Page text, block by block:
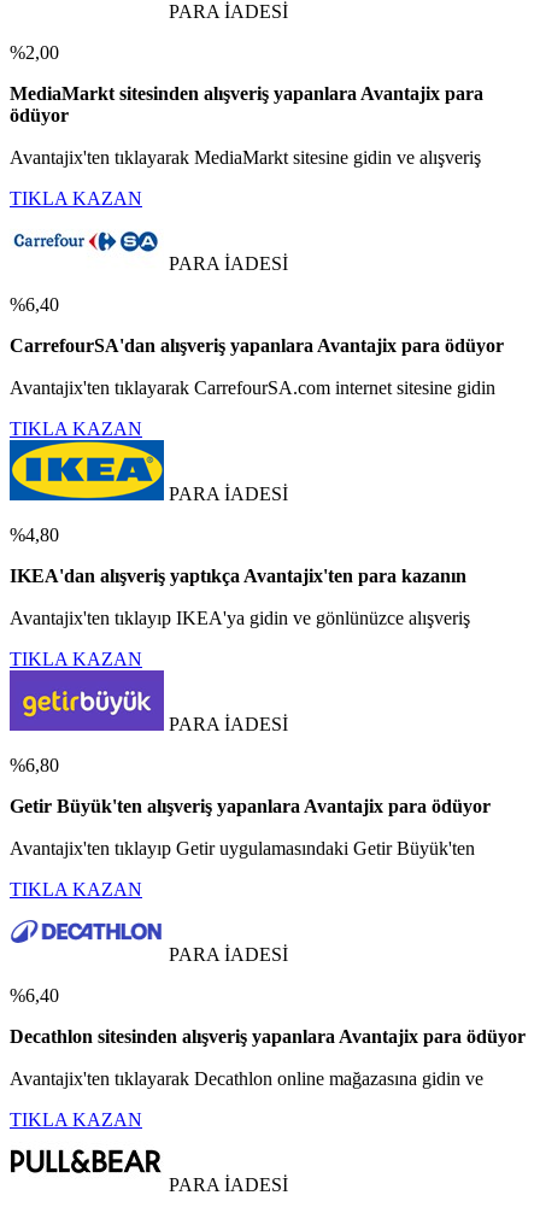
PARA İADESİ
%2,00
MediaMarkt sitesinden alışveriş yapanlara Avantajix para
ödüyor
Avantajix'ten tıklayarak MediaMarkt sitesine gidin ve alışveriş
TIKLA KAZAN
PARA İADESİ
%6,40
CarrefourSA'dan alışveriş yapanlara Avantajix para ödüyor
Avantajix'ten tıklayarak CarrefourSA.com internet sitesine gidin
TIKLA KAZAN
PARA İADESİ
%4,80
IKEA'dan alışveriş yaptıkça Avantajix'ten para kazanın
Avantajix'ten tıklayıp IKEA'ya gidin ve gönlünüzce alışveriş
TIKLA KAZAN
PARA İADESİ
%6,80
Getir Büyük'ten alışveriş yapanlara Avantajix para ödüyor
Avantajix'ten tıklayıp Getir uygulamasındaki Getir Büyük'ten
TIKLA KAZAN
PARA İADESİ
%6,40
Decathlon sitesinden alışveriş yapanlara Avantajix para ödüyor
Avantajix'ten tıklayarak Decathlon online mağazasına gidin ve
TIKLA KAZAN
PARA İADESİ